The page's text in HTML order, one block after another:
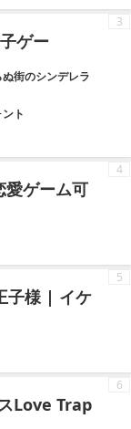
ゲー
街のシンデレラ
ト
3
愛ゲーム可
4
子様 | イケ
5
Love Trap
6